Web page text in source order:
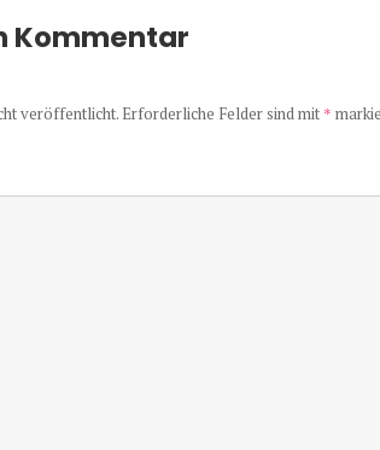
Kommentar
veröffentlicht. Erforderliche Felder sind mit *